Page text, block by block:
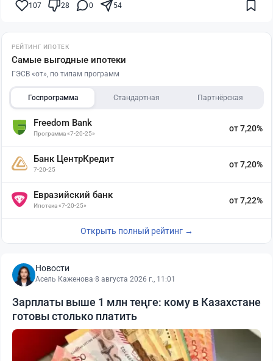
107 28 0 54
РЕЙТИНГ ИПОТЕК
Самые выгодные ипотеки
ГЭСВ «от», по типам программ
Госпрограмма Стандартная Партнёрская
Freedom Bank
Программа «7-20-25»
от 7,20%
Банк ЦентрКредит
7-20-25
от 7,20%
Евразийский банк
Ипотека «7-20-25»
от 7,22%
Открыть полный рейтинг →
Новости
Асель Каженова·8 августа 2026 г., 11:01
Зарплаты выше 1 млн теңге: кому в Казахстане
готовы столько платить